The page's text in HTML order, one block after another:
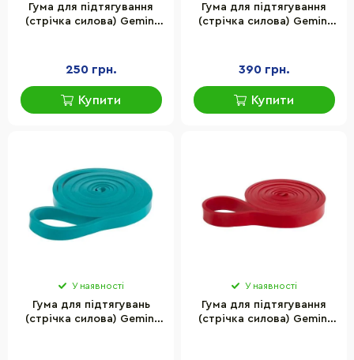
Гума для підтягування
(стрічка силова) Gemini
250 грн.
Купити
Гума для підтягування
(стрічка силова) Gemini
390 грн.
Купити
У наявності
Гума для підтягувань
(стрічка силова) Gemini
У наявності
Гума для підтягування
(стрічка силова) Gemini